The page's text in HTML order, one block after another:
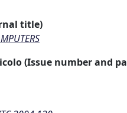
title)
(Issue number and